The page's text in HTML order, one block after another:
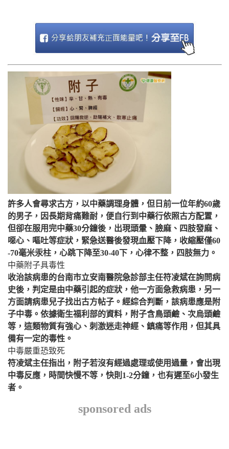
許多人會尋求古方，以中藥調理身體，但日前一位年約60歲
的男子，因長期背痛難耐，便自行到中藥行依照古方配置，
但卻在服用完中藥30分鐘後，出現頭暈、臉麻、四肢發麻、
噁心、嘔吐等症狀，緊急送醫後發現血壓下降，收縮壓僅60
-70毫米汞柱，心跳下降至30-40下，心律不整，四肢無力。
中藥附子具毒性
收治該病患的台南市立安南醫院急診部主任符凌斌在詢問病
史後，判定是由中藥引起的症狀，他一方面急救病患，另一
方面請病患兒子找出古方帖子。經綜合判斷，該病患應是附
子中毒。依據衛生福利部的資料，附子含鳥頭鹼、次烏頭鹼
等，這類物質有強心、刺激迷走神經、鎮痛等作用，但其具
備有一定的毒性。
中毒嚴重恐致死
符凌斌主任指出，附子若沒有經過處理或使用過量，會出現
中毒反應，時間快慢不等，快則1-2分鐘，也有遲至6小發生
者。
sponsored ads